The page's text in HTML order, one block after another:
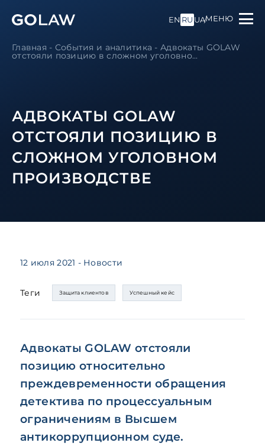
EN RU UAМЕНЮ
Главная - События и аналитика - Адвокаты GOLAW
отстояли позицию в сложном уголовно...
АДВОКАТЫ GOLAW
ОТСТОЯЛИ ПОЗИЦИЮ В
СЛОЖНОМ УГОЛОВНОМ
ПРОИЗВОДСТВЕ
12 июля 2021 - Новости
Теги Защита клиентов Успешный кейс
Адвокаты GOLAW отстояли
позицию относительно
преждевременности обращения
детектива по процессуальным
ограничениям в Высшем
антикоррупционном суде.